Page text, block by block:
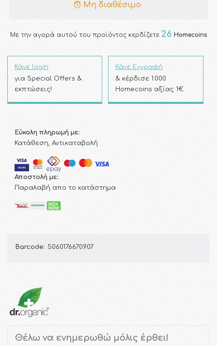
Μη διαθέσιμο
Με την αγορά αυτού του προϊόντος κερδίζετε 26 Homecoins
Κάνε login
για Special Offers &
εκπτώσεις!
Κάνε Εγγραφή
& κέρδισε 1.000
Homecoins αξίας 1€
Εύκολη πληρωμή με:
Κατάθεση, Αντικαταβολή
Αποστολή με:
Παραλαβή απο το κατάστημα
Barcode: 5060176670907
Θέλω να ενημερωθώ μόλις έρθει!